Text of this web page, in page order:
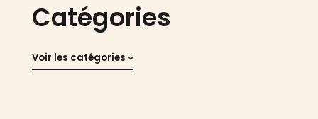
Catégories
Voir les catégories